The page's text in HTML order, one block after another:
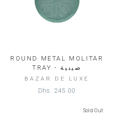
ROUND METAL MOLITAR
TRAY - صينية
BAZAR DE LUXE
Dhs. 245.00
Sold Out